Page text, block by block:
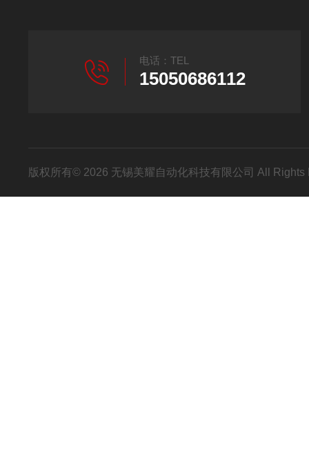
电话：TEL
15050686112
版权所有© 2026 无锡美耀自动化科技有限公司 All